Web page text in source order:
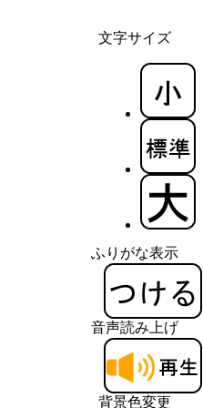
文字サイズ
ふりがな表示
音声読み上げ
背景色変更